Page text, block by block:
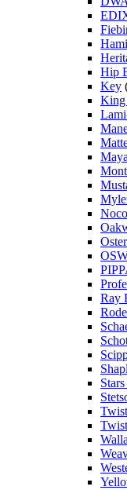
Hip
Key
King
Oster
Ray